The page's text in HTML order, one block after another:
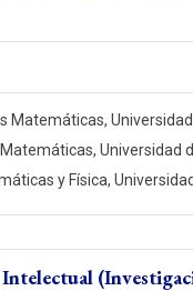
Matemáticas,
Universidad
y Física,